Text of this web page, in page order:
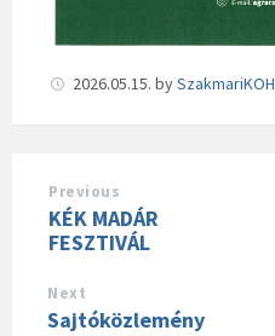
2026.05.15. bySzakmariKOH
Previous
KÉK MADÁR
FESZTIVÁL
Next
Sajtóközlemény